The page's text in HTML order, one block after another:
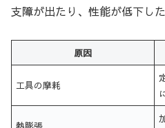
支障が出たり、性能が低下し
原因
工具の摩耗